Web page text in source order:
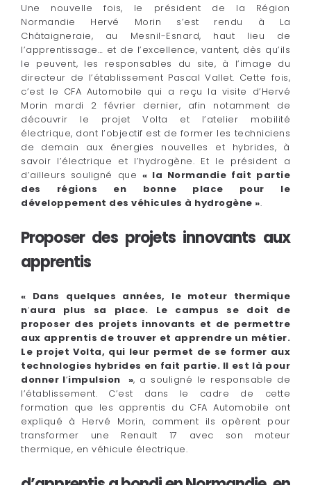
Une nouvelle fois, le président de la Région
Normandie Hervé Morin s’est rendu à La
Châtaigneraie, au Mesnil-Esnard, haut lieu de
l’apprentissage… et de l’excellence, vantent, dès qu’ils
le peuvent, les responsables du site, à l’image du
directeur de l’établissement Pascal Vallet. Cette fois,
c’est le CFA Automobile qui a reçu la visite d’Hervé
Morin mardi 2 février dernier, afin notamment de
découvrir le projet Volta et l’atelier mobilité
électrique, dont l’objectif est de former les techniciens
de demain aux énergies nouvelles et hybrides, à
savoir l’électrique et l’hydrogène. Et le président a
d’ailleurs souligné que « la Normandie fait partie
des régions en bonne place pour le
développement des véhicules à hydrogène ».
Proposer des projets innovants aux
apprentis
« Dans quelques années, le moteur thermique
n‘aura plus sa place. Le campus se doit de
proposer des projets innovants et de permettre
aux apprentis de trouver et apprendre un métier.
Le projet Volta, qui leur permet de se former aux
technologies hybrides en fait partie. Il est là pour
donner l‘impulsion », a souligné le responsable de
l’établissement. C’est dans le cadre de cette
formation que les apprentis du CFA Automobile ont
expliqué à Hervé Morin, comment ils opèrent pour
transformer une Renault 17 avec son moteur
thermique, en véhicule électrique.